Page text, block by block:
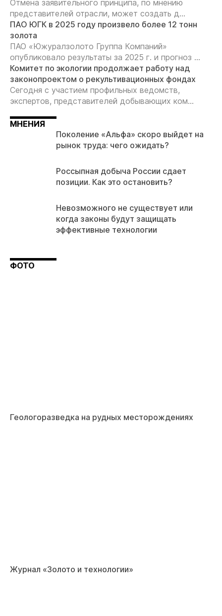
Отмена заявительного принципа, по мнению
представителей отрасли, может создать д...
ПАО ЮГК в 2025 году произвело более 12 тонн
золота
ПАО «Южуралзолото Группа Компаний»
опубликовало результаты за 2025 г. и прогноз ...
Комитет по экологии продолжает работу над
законопроектом о рекультивационных фондах
Сегодня с участием профильных ведомств,
экспертов, представителей добывающих ком...
МНЕНИЯ
Поколение «Альфа» скоро выйдет на
рынок труда: чего ожидать?
Россыпная добыча России сдает
позиции. Как это остановить?
Невозможного не существует или
когда законы будут защищать
эффективные технологии
ФОТО
Геологоразведка на рудных месторождениях
Журнал «Золото и технологии»